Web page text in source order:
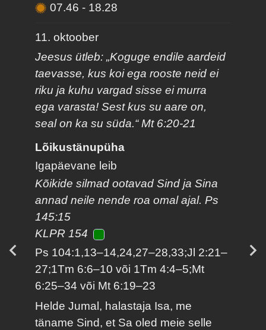
07.46- 18.28
11. oktoober
Jeesus ütleb: „Koguge endile aardeid
taevasse, kus koi ega rooste neid ei
riku ja kuhu vargad sisse ei murra
ega varasta! Sest kus su aare on,
seal on ka su süda.“ Mt 6:20-21
Lõikustänupüha
Igapäevane leib
Kõikide silmad ootavad Sind ja Sina
annad neile nende roa omal ajal. Ps
145:15
KLPR 154
Ps 104:1,13–14,24,27–28,33;Jl 2:21–
27;1Tm 6:6–10 või 1Tm 4:4–5;Mt
6:25–34 või Mt 6:19–23
Helde Jumal, halastaja Isa, me
täname Sind, et Sa oled meie selle